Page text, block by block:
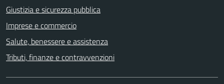
Giustizia e sicurezza pubblica
Imprese e commercio
Salute, benessere e assistenza
Tributi, finanze e contravvenzioni